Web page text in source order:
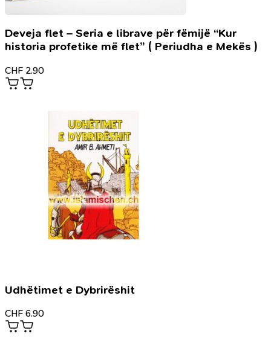
Deveja flet – Seria e librave për fëmijë “Kur
historia profetike më flet” ( Periudha e Mekës )
CHF 2.90
Udhëtimet e Dybrirëshit
CHF 6.90